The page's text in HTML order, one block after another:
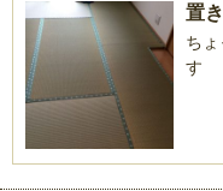
置
ち
す